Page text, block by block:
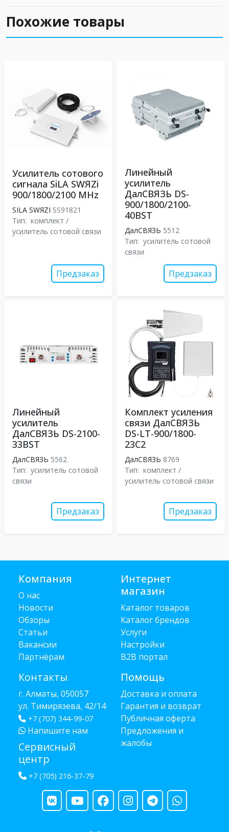
Похожие товары
Усилитель сотового
сигнала SiLA SWЯZi
900/1800/2100 MHz
SILA SWЯZI SS91821
Тип: комплект /
усилитель сотовой связи
Предзаказ
Линейный
усилитель
ДалСВЯЗЬ DS-
900/1800/2100-
40BST
ДалСВЯЗЬ 5512
Тип: усилитель сотовой
связи
Предзаказ
Линейный
усилитель
ДалСВЯЗЬ DS-2100-
33BST
ДалСВЯЗЬ 5562
Тип: усилитель сотовой
связи
Предзаказ
Комплект усиления
связи ДалСВЯЗЬ
DS-LT-900/1800-
23C2
ДалСВЯЗЬ 8769
Тип: комплект /
усилитель сотовой связи
Предзаказ
Компания
О нас
Новости
Обзоры
Статьи
Вакансии
Партнёрам
Контакты
г. Алматы, 050057
ул. Тимирязева, 42/14
+7 (707) 344-99-07
Напишите нам
Сервисный
центр
+7 (705) 216-37-79
Интернет
магазин
Каталог товаров
Каталог брендов
Услуги
Настройки
B2B портал
Помощь
Доставка и оплата
Гарантия и возврат
Публичная оферта
Предложения и
жалобы